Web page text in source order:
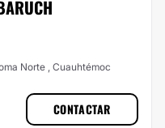
Norte , Cuauhtémoc
CONTACTAR